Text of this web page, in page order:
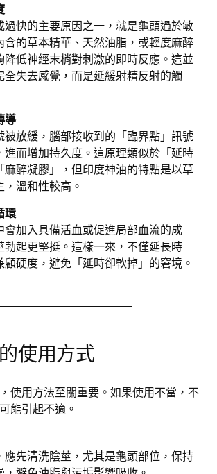
過快的主要原因之一，就是龜頭過於敏
含的草本精華、天然油脂，或輕度麻醉
降低神經末梢對刺激的即時反應。這並
全失去感覺，而是延緩射精反射的觸
導
被放緩，腦部接收到的「臨界點」訊號
進而增加持久度。這原理類似於「延時
麻醉凝膠」，但印度神油的特點是以草
溫和性較高。
環
會加入具備活血或促進局部血流的成
勃起更堅挺。這樣一來，不僅延長時
顧硬度，避免「延時卻軟掉」的窘境。
使用方式
使用方法至關重要。如果使用不當，不
能引起不適。
應先清洗陰莖，尤其是龜頭部位，保持